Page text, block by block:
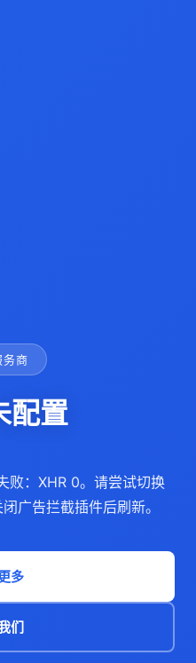
务商
配置
：XHR 0。请尝试切换
广告拦截插件后刷新。
多
们